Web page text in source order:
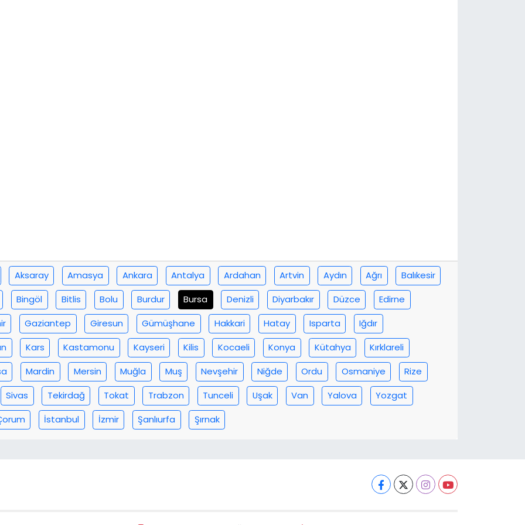
Aksaray Amasya Ankara Antalya Ardahan Artvin Aydın Ağrı
Balıkesir
Bingöl Bitlis Bolu Burdur Bursa Denizli Diyarbakır Düzce
Edirne
Gaziantep Giresun Gümüşhane Hakkari Hatay Isparta
Iğdır
Kars Kastamonu Kayseri Kilis Kocaeli Konya Kütahya
Kırklareli
Mardin Mersin Muğla Muş Nevşehir Niğde Ordu Osmaniye
Rize
Sivas Tekirdağ Tokat Trabzon Tunceli Uşak Van Yalova
Yozgat
İstanbul İzmir Şanlıurfa Şırnak